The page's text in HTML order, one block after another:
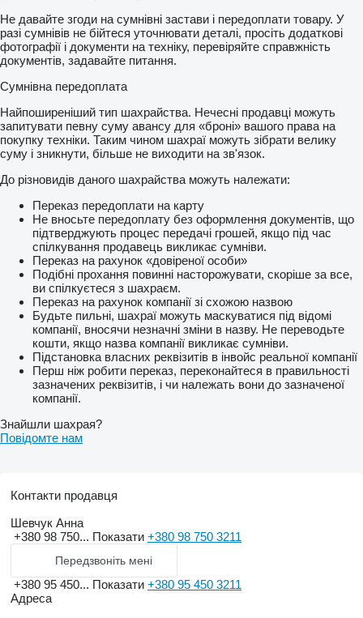
Не давайте згоди на сумнівні застави і передоплати товару. У
разі сумнівів не бійтеся уточнювати деталі, просіть додаткові
фотографії і документи на техніку, перевіряйте справжність
документів, задавайте питання.
Сумнівна передоплата
Найпоширеніший тип шахрайства. Нечесні продавці можуть
запитувати певну суму авансу для «броні» вашого права на
покупку техніки. Таким чином шахраї можуть зібрати велику
суму і зникнути, більше не виходити на зв'язок.
До різновидів даного шахрайства можуть належати:
Переказ передоплати на карту
Не вносьте передоплату без оформлення документів, що
підтверджують процес передачі грошей, якщо під час
спілкування продавець викликає сумніви.
Переказ на рахунок «довіреної особи»
Подібні прохання повинні насторожувати, скоріше за все,
ви спілкуєтеся з шахраєм.
Переказ на рахунок компанії зі схожою назвою
Будьте пильні, шахраї можуть маскуватися під відомі
компанії, вносячи незначні зміни в назву. Не переводьте
кошти, якщо назва компанії викликає сумніви.
Підстановка власних реквізитів в інвойс реальної компанії
Перш ніж робити переказ, переконайтеся в правильності
зазначених реквізитів, і чи належать вони до зазначеної
компанії.
Знайшли шахрая?
Повідомте нам
Контакти продавця
Шевчук Анна
+380 98 750... Показати +380 98 750 3211
Передзвоніть мені
+380 95 450... Показати +380 95 450 3211
Адреса